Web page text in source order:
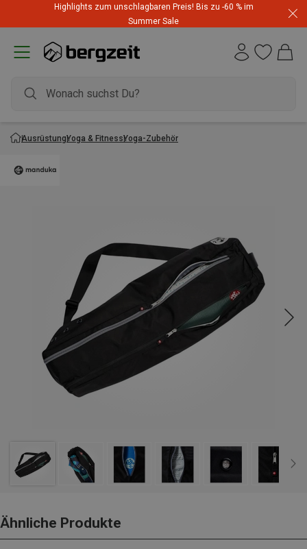
Highlights zum unschlagbaren Preis! Bis zu -60 % im
Summer Sale
AusrüstungYoga & FitnessYoga-Zubehör
Ähnliche Produkte